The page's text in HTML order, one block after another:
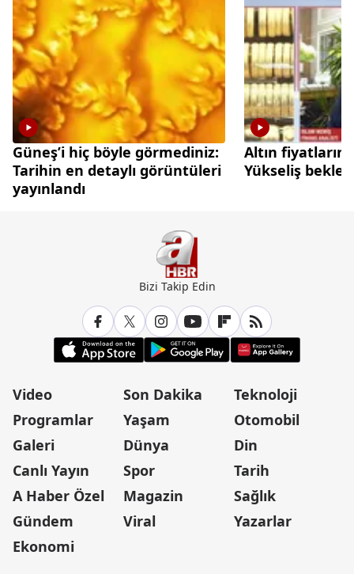
Güneş’i hiç böyle görmediniz:
Tarihin en detaylı görüntüleri
yayınlandı
Altın
Yükseliş
Bizi Takip Edin
Video
Programlar
Galeri
Canlı Yayın
A Haber Özel
Gündem
Ekonomi
Son Dakika
Yaşam
Dünya
Spor
Magazin
Viral
Teknoloji
Otomobil
Din
Tarih
Sağlık
Yazarlar